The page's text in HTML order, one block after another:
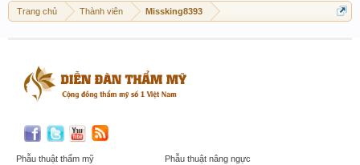
Trang chủ Thành viên Missking8393
Phẫu thuật thẩm mỹ
Phẫu thuật nâng ngực